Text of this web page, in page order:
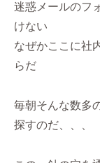
迷惑メールのフ
けない
なぜかここに社
らだ
毎朝そんな数多
探すのだ、、、